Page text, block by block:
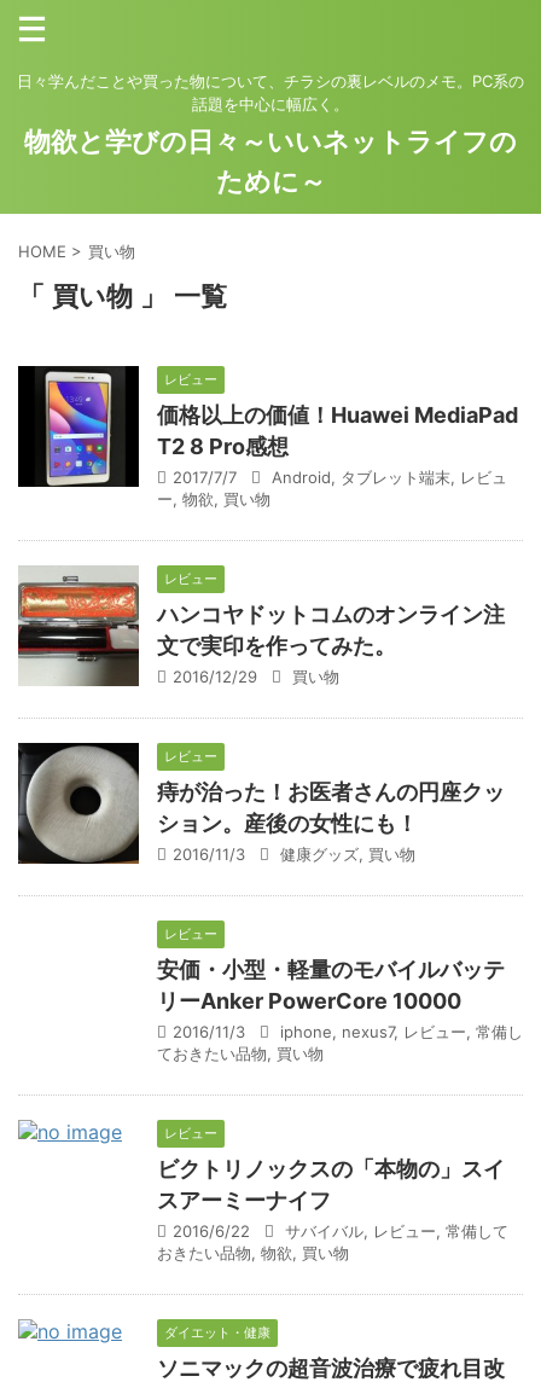
日々学んだことや買った物について、チラシの裏レベルのメモ。PC系の
話題を中心に幅広く。
物欲と学びの日々～いいネットライフの
ために～
HOME > 買い物
「 買い物 」 一覧
レビュー
価格以上の価値！Huawei MediaPad
T2 8 Pro感想
2017/7/7 Android, タブレット端末, レビュ
ー, 物欲, 買い物
レビュー
ハンコヤドットコムのオンライン注
文で実印を作ってみた。
2016/12/29 買い物
レビュー
痔が治った！お医者さんの円座クッ
ション。産後の女性にも！
2016/11/3 健康グッズ, 買い物
レビュー
安価・小型・軽量のモバイルバッテ
リーAnker PowerCore 10000
2016/11/3 iphone, nexus7, レビュー, 常備し
ておきたい品物, 買い物
レビュー
ビクトリノックスの「本物の」スイ
スアーミーナイフ
2016/6/22 サバイバル, レビュー, 常備して
おきたい品物, 物欲, 買い物
ダイエット・健康
ソニマックの超音波治療で疲れ目改